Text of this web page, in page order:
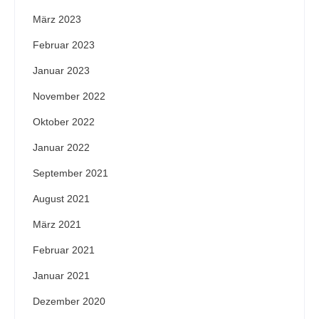
März 2023
Februar 2023
Januar 2023
November 2022
Oktober 2022
Januar 2022
September 2021
August 2021
März 2021
Februar 2021
Januar 2021
Dezember 2020